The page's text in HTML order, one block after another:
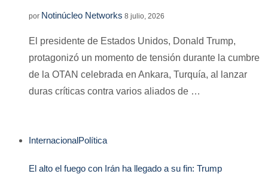
por Notinúcleo Networks 8 julio, 2026
El presidente de Estados Unidos, Donald Trump,
protagonizó un momento de tensión durante la cumbre
de la OTAN celebrada en Ankara, Turquía, al lanzar
duras críticas contra varios aliados de …
Internacional Política
El alto el fuego con Irán ha llegado a su fin: Trump